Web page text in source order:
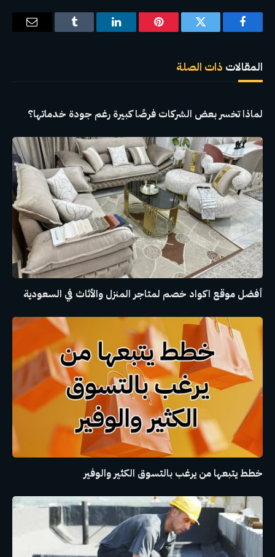
فيسبوك تويتر بينتيريستلينكدإن Tumblr
البريد
المقالات ذات الصلة
لماذا تخسر بعض الشركات فرصًا كبيرة رغم جودة خدماتها؟
أفضل موقع اكواد خصم لمتاجر المنزل والأثاث في السعودية
خطط يتبعها من يرغب بالتسوق الكثير والوفير